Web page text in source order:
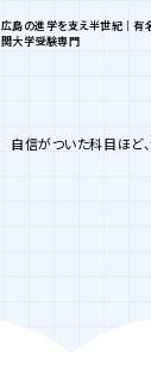
広島の進学を支え半世紀｜有
関大学受験専門
自信がついた科目ほど